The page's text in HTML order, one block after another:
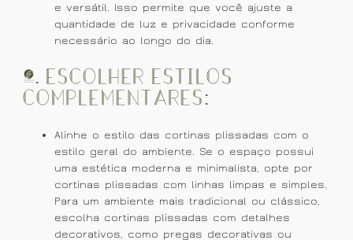
e versátil. Isso permite que você ajuste a
quantidade de luz e privacidade conforme
necessário ao longo do dia.
4. Escolher Estilos
Complementares:
Alinhe o estilo das cortinas plissadas com o
estilo geral do ambiente. Se o espaço possui
uma estética moderna e minimalista, opte por
cortinas plissadas com linhas limpas e simples.
Para um ambiente mais tradicional ou clássico,
escolha cortinas plissadas com detalhes
decorativos, como pregas decorativas ou